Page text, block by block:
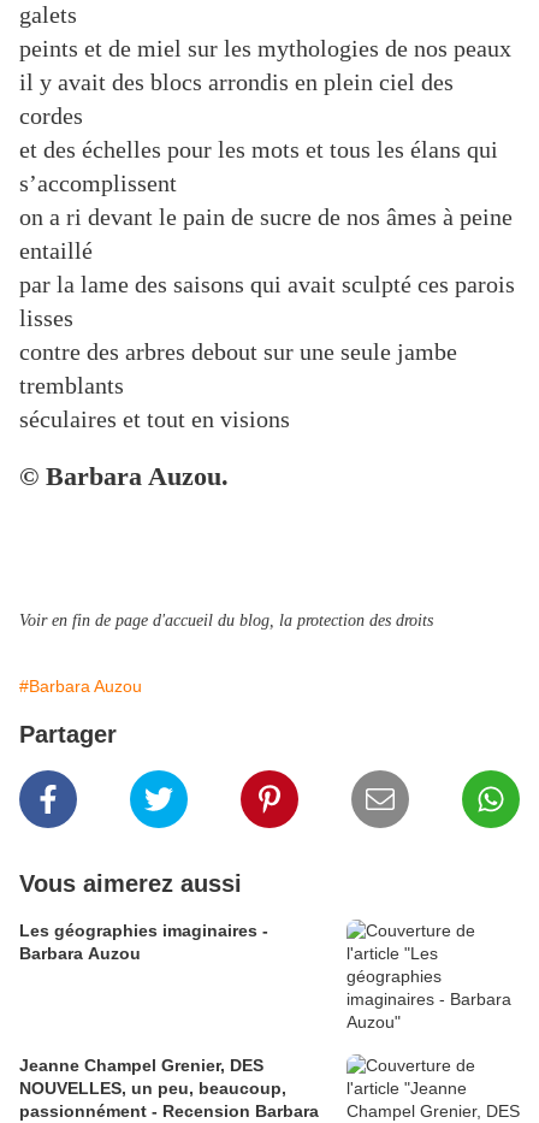
galets
peints et de miel sur les mythologies de nos peaux
il y avait des blocs arrondis en plein ciel des
cordes
et des échelles pour les mots et tous les élans qui
s’accomplissent
on a ri devant le pain de sucre de nos âmes à peine
entaillé
par la lame des saisons qui avait sculpté ces parois
lisses
contre des arbres debout sur une seule jambe
tremblants
séculaires et tout en visions
© Barbara Auzou.
Voir en fin de page d'accueil du blog, la protection des droits
#Barbara Auzou
Partager
Vous aimerez aussi
Les géographies imaginaires -
Barbara Auzou
Jeanne Champel Grenier, DES
NOUVELLES, un peu, beaucoup,
passionnément - Recension Barbara